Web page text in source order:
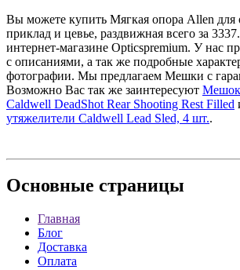
Вы можете купить Мягкая опора Allen для
приклад и цевье, раздвижная всего за
интернет-магазине Opticspremium. У нас
с описаниями, а так же подробные
фотографии. Мы предлагаем Мешки с
Возможно Вас так же заинтересуют Мешок
Caldwell DeadShot Rear Shooting Rest Filled
утяжелители Caldwell Lead Sled, 4 шт..
Основные страницы
Главная
Блог
Доставка
Оплата